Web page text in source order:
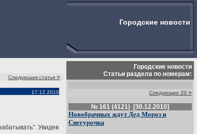
Городские новости
Следующая статья »
17.12.2010
Увидев
Городские новости
Статьи раздела по номерам:
Следующие 20 »
№ 161 (4121) [30.12.2010]
Новобрачных ждут Дед Мороз и
Снегурочка